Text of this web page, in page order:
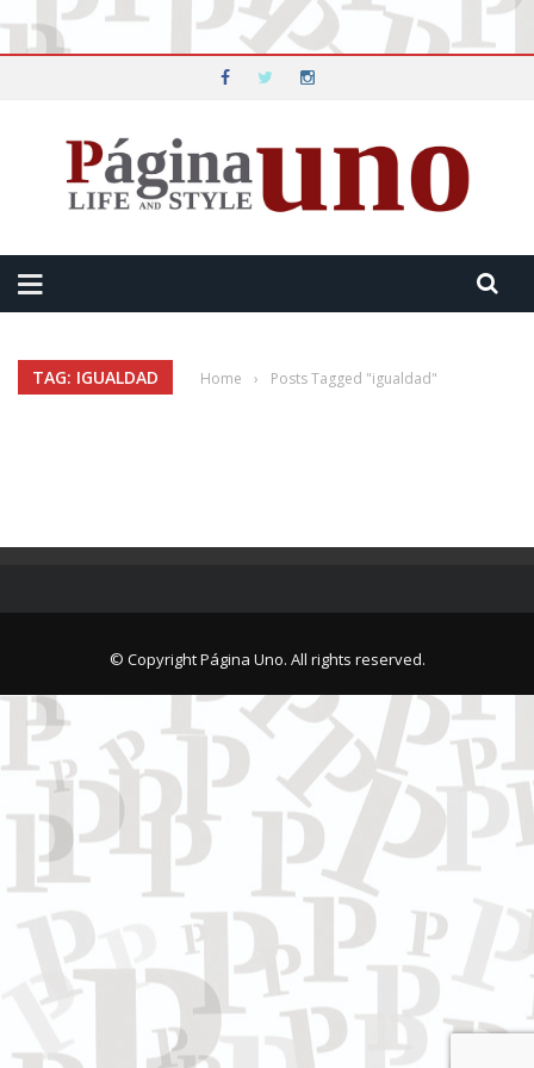
TAG: IGUALDAD Home › Posts Tagged "igualdad"
© Copyright Página Uno. All rights reserved.